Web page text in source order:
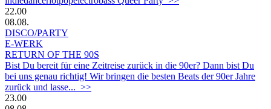
22.00
08.08.
DISCO/PARTY
E-WERK
RETURN OF THE 90S
Bist Du bereit für eine Zeitreise zurück in die 90er? Dann bist Du
bei uns genau richtig! Wir bringen die besten Beats der 90er Jahre
zurück und lasse... >>
23.00